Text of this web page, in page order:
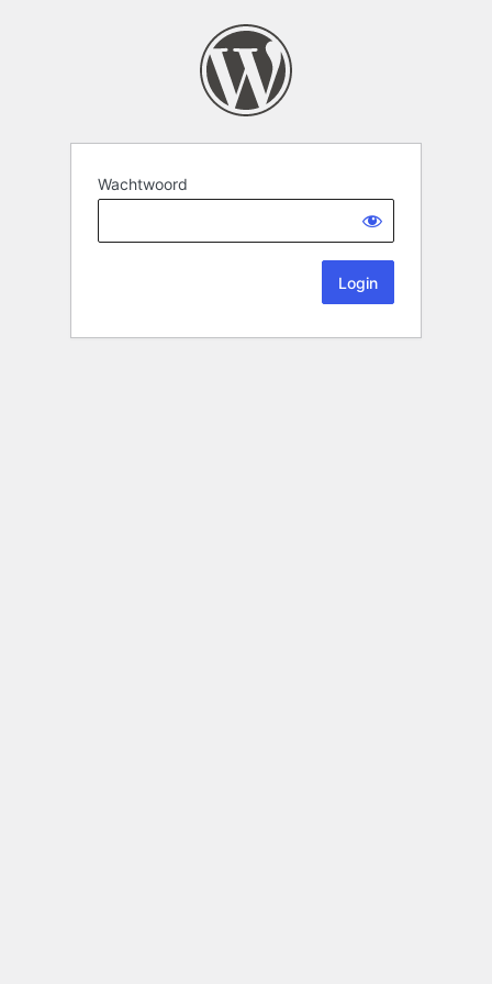
Wachtwoord